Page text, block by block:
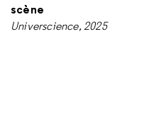
scène
Universcience, 2025